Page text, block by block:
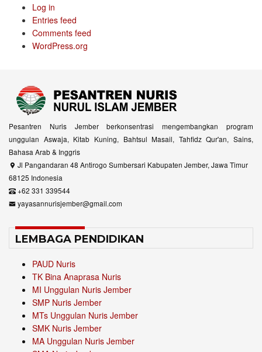
Log in
Entries feed
Comments feed
WordPress.org
Pesantren Nuris Jember berkonsentrasi mengembangkan program
unggulan Aswaja, Kitab Kuning, Bahtsul Masail, Tahfidz Qur'an, Sains,
Bahasa Arab & Inggris
Jl Pangandaran 48 Antirogo Sumbersari Kabupaten Jember, Jawa Timur
68125 Indonesia
+62 331 339544
yayasannurisjember@gmail.com
LEMBAGA PENDIDIKAN
PAUD Nuris
TK Bina Anaprasa Nuris
MI Unggulan Nuris Jember
SMP Nuris Jember
MTs Unggulan Nuris Jember
SMK Nuris Jember
MA Unggulan Nuris Jember